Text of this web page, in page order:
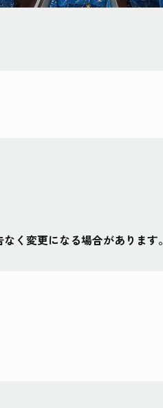
く変更になる場合があります。